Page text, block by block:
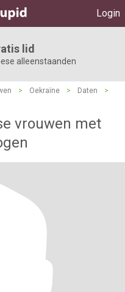
Login
lid
alleenstaanden
> Oekraïne > Daten
>
vrouwen met